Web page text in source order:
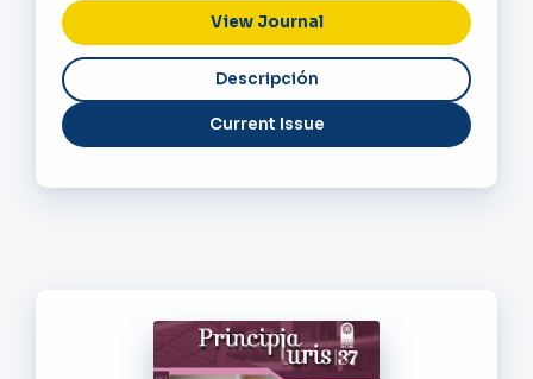
View Journal
Current Issue